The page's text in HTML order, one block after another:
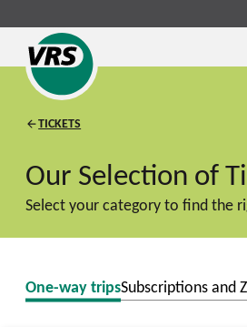
TICKETS
Our Selection of
Select your category to find the
One-way tripsSubscriptions and